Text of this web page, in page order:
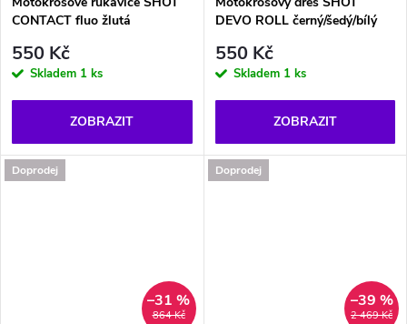
CONTACT fluo žlutá
550 Kč
Skladem 1 ks
ZOBRAZIT
DEVO ROLL černý/šedý/bílý
550 Kč
Skladem 1 ks
ZOBRAZIT
Doprodej
864 Kč
–31 %
Doprodej
2 469 Kč
–39 %